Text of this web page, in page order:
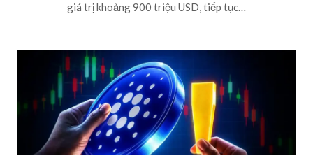
giá trị khoảng 900 triệu USD, tiếp tục…